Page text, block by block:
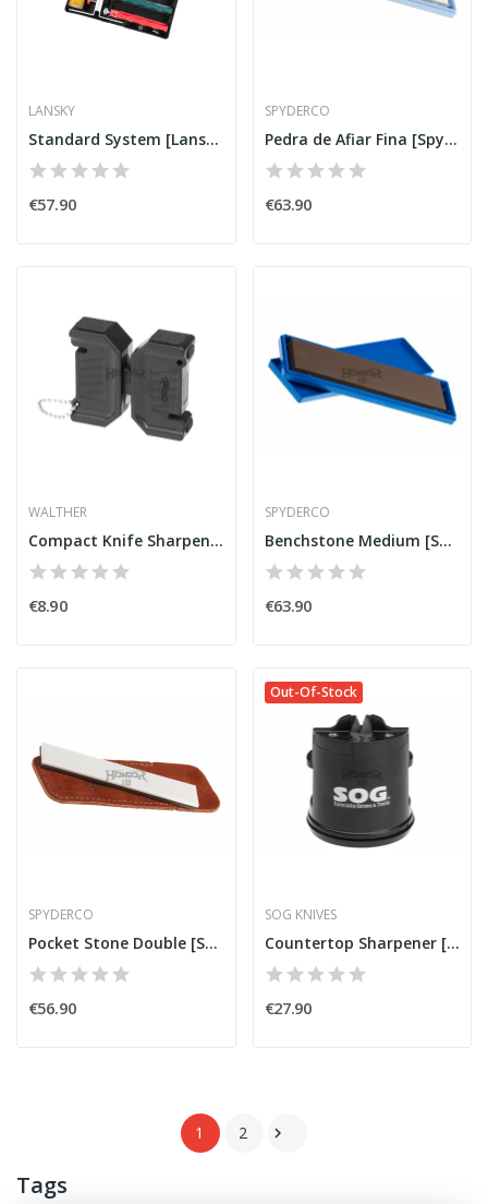
Tags
LANSKY
Standard System [Lansky]
€57.90
SPYDERCO
Pedra de Afiar Fina [Spyderco]
€63.90
WALTHER
Compact Knife Sharpener [Walther]
€8.90
SPYDERCO
Benchstone Medium [Spyderco]
€63.90
SPYDERCO
Pocket Stone Double [Spyderco]
€56.90
Out-Of-Stock
SOG KNIVES
Countertop Sharpener [SOG Knives]
€27.90
1 2 